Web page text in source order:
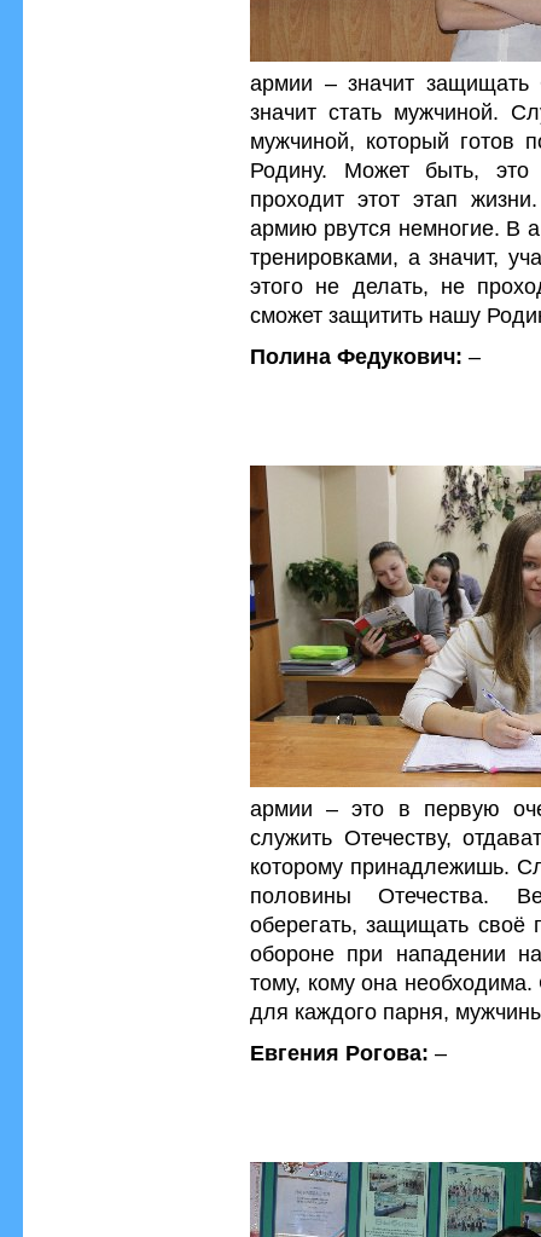
армии – значит
значит стать мужчиной.
мужчиной, который готов
Родину. Может быть,
проходит этот этап
армию рвутся немногие. В
тренировками, а значит,
этого не делать, не
сможет защитить нашу
Полина Федукович: –
армии – это в первую
служить Отечеству,
которому принадлежишь.
половины Отечества.
оберегать, защищать своё
обороне при нападении
тому, кому она
для каждого парня,
Евгения Рогова: –